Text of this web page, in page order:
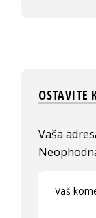
OSTAVITE
Vaša